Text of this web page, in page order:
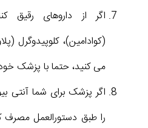
اگر از داروهاى رقیق
(کوادامین)، کلوپیدوگرل
می کنید، حتما با پزشک
اگر پزشک براى شما آنتی
را طبق دستورالعمل